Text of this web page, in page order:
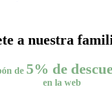
a nuestra
de 5% de
en la web